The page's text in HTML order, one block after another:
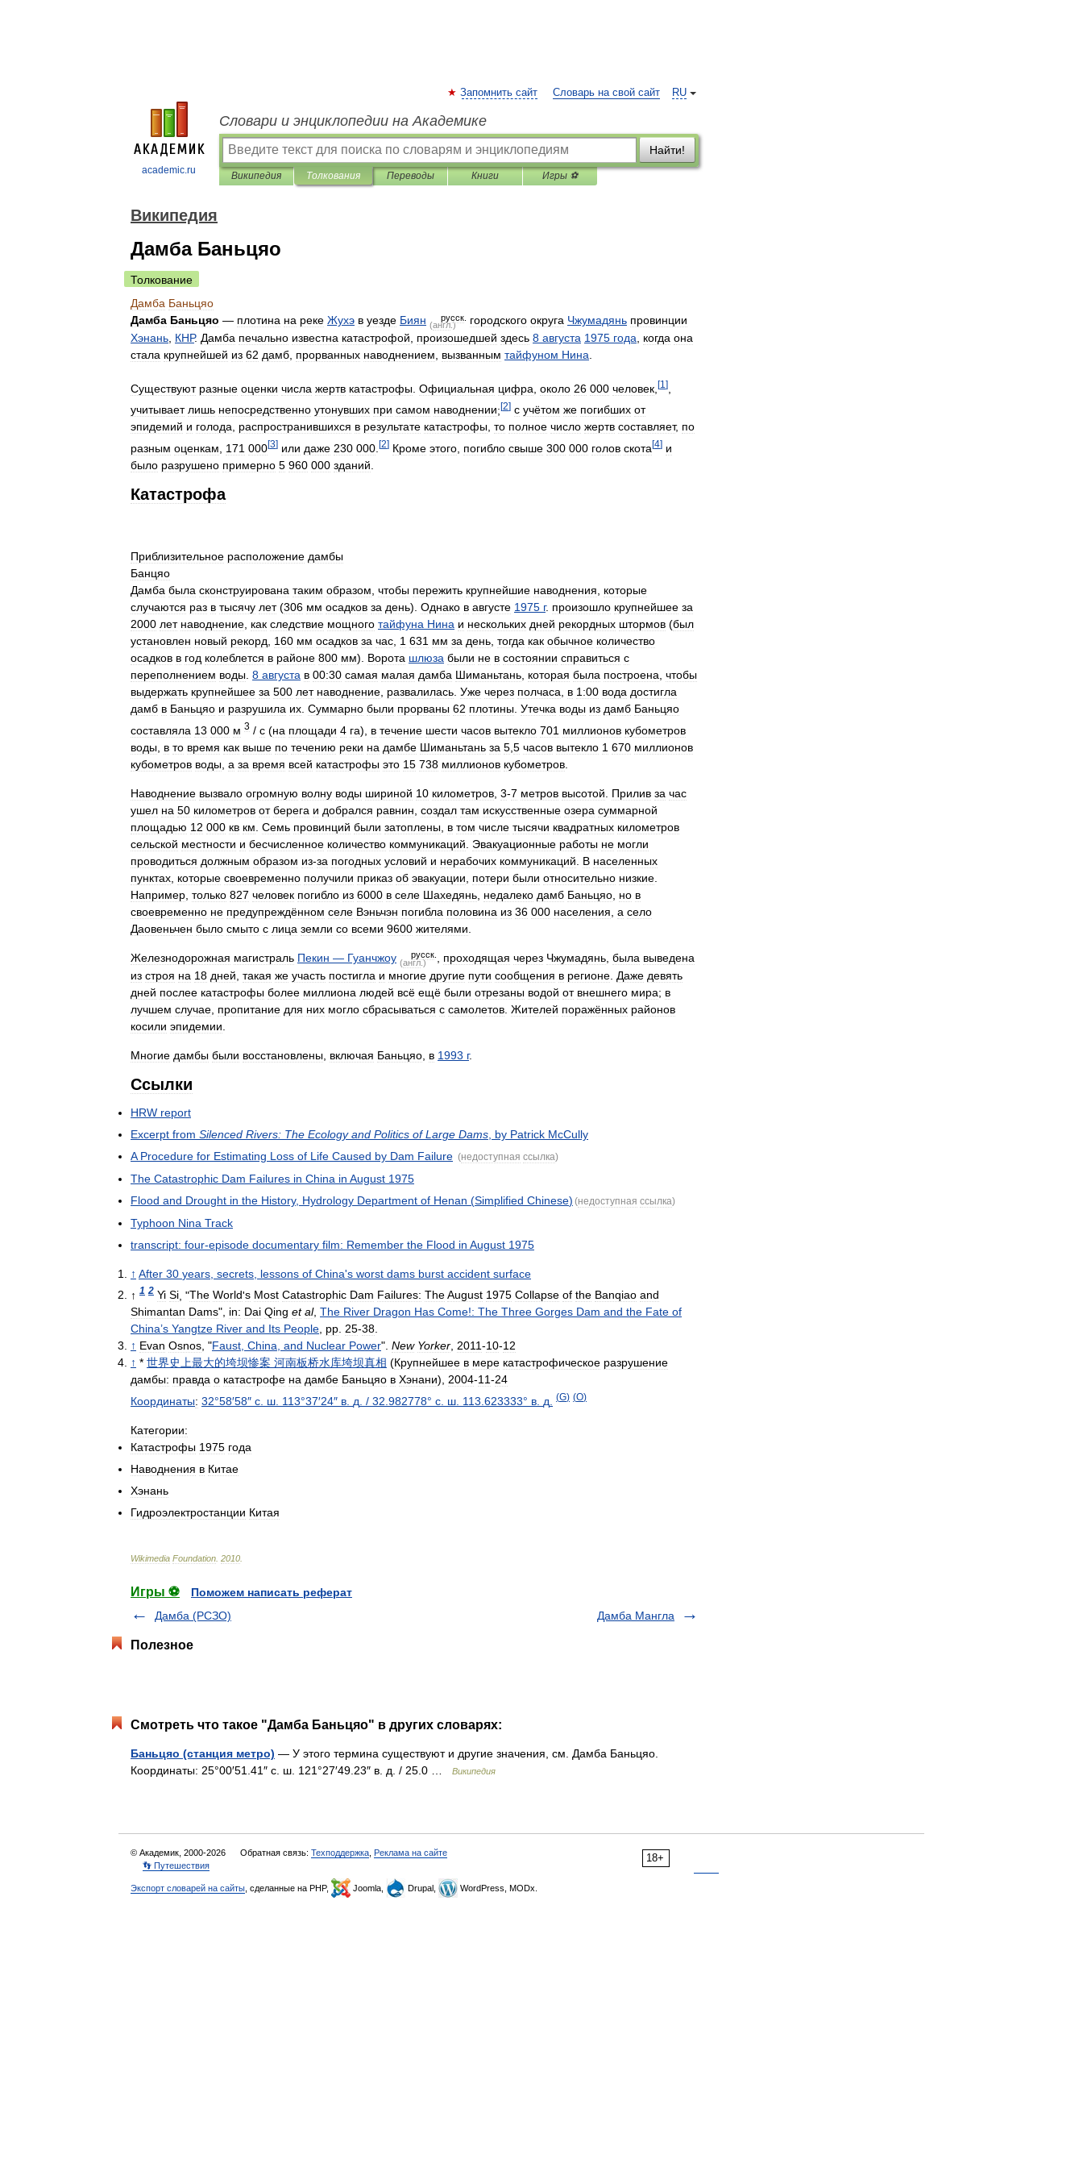
academic.ru
RU
Запомнить сайт Словарь на свой сайт
Словари и энциклопедии на Академике
Найти!
Википедия Толкования Переводы Книги Игры ⚽
Википедия
Дамба Баньцяо
Толкование
Дамба Баньцяо
Дамба Баньцяо — плотина на реке Жухэ в уезде Биян (англ.)
русск. городского округа Чжумадянь провинции
Хэнань КНР. Дамба печально известна катастрофой произошедшей здесь 8 августа 1975 года когда она
стала крупнейшей из 62 дамб прорванных наводнением вызванным тайфуном Нина
Существуют разные оценки числа жертв катастрофы Официальная цифра около 26 000 человек [1 ]
учитывает лишь непосредственно утонувших при самом наводнении;[2] c учётом же погибших от
эпидемий и голода, распространившихся в результате катастрофы, то полное число жертв составляет, по
разным оценкам 171 000[3] или даже 230 000 [2] Кроме этого погибло свыше 300 000 голов скота [4] и
было разрушено примерно 5 960 000 зданий
Катастрофа
Приблизительное расположение дамбы
Банцяо
Дамба была сконструирована таким образом чтобы пережить крупнейшие наводнения
которые
случаются раз в тысячу лет(306 мм осадков за день). Однако в августе 1975 г. произошло крупнейшее за
2000 лет наводнение как следствие мощного тайфуна Нина и нескольких дней рекордных штормов (был
установлен новый рекорд 160 мм осадков за час 1 631 мм за день тогда как обычное количество
осадков в год колеблется в районе 800 мм). Ворота шлюза были не в состоянии справиться с
переполнением воды 8 августа в 00:30 самая малая дамба Шиманьтань которая была построена чтобы
выдержать крупнейшее за 500 лет наводнение развалилась Уже через полчаса в 1:00 вода достигла
дамб в Баньцяо и разрушила их Суммарно были прорваны 62 плотины Утечка воды из дамб Баньцяо
составляла 13 000 м 3 / с (на площади 4 га), в течение шести часов вытекло 701 миллионов кубометров
воды в то время как выше по течению реки на дамбе Шиманьтань за 5 5 часов вытекло 1 670 миллионов
кубометров воды а за время всей катастрофы это 15 738 миллионов кубометров
Наводнение вызвало огромную волну воды шириной 10 километров 3-7 метров высотой Прилив за час
ушел на 50 километров от берега и добрался равнин создал там искусственные озера суммарной
площадью 12 000 кв км Семь провинций были затоплены в том числе тысячи квадратных километров
сельской местности и бесчисленное количество коммуникаций Эвакуационные работы не могли
проводиться должным образом из-за погодных условий и нерабочих коммуникаций В населенных
пунктах которые своевременно получили приказ об эвакуации потери были относительно низкие
Например только 827 человек погибло из 6000 в селе Шахедянь недалеко дамб Баньцяо но в
своевременно не предупреждённом селе Вэньчэн погибла половина из 36 000 населения а село
Даовеньчен было смыто с лица земли со всеми 9600 жителями
Железнодорожная магистраль Пекин — Гуанчжоу (англ.)
русск. проходящая через Чжумадянь, была выведена
из строя на 18 дней такая же участь постигла и многие другие пути сообщения в регионе Даже девять
дней послее катастрофы более миллиона людей всё ещё были отрезаны водой от внешнего мира; в
лучшем случае пропитание для них могло сбрасываться с самолетов Жителей поражённых районов
косили эпидемии
Многие дамбы были восстановлены включая Баньцяо в 1993 г.
Ссылки
HRW report
Excerpt from Silenced Rivers: The Ecology and Politics of Large Dams by Patrick McCully
A Procedure for Estimating Loss of Life Caused by Dam Failure (недоступная ссылка)
The Catastrophic Dam Failures in China in August 1975
Flood and Drought in the History, Hydrology Department of Henan (Simplified Chinese) (недоступная ссылка)
Typhoon Nina Track
transcript: four-episode documentary film: Remember the Flood in August 1975
↑ After 30 years secrets lessons of China's worst dams burst accident surface
↑ 1 2 Yi Si , "The World's Most Catastrophic Dam Failures: TheAugust 1975 Collapse of the Banqiao and
Shimantan Dams", in: Dai Qing et al, The River Dragon Has Come!: The Three Gorges Dam and the Fate of
China’s Yangtze River and Its People, pp. 25-38.
↑ Evan Osnos, "Faust, China, and Nuclear Power". New Yorker, 2011-10-12
↑ * 世界史上最大的垮坝惨案 河南板桥水库垮坝真相 (Крупнейшее в мере катастрофическое разрушение
дамбы: правда о катастрофе на дамбе Баньцяо в Хэнани), 2004-11-24
Координаты: 32°58′58″ с ш 113°37′24″ в д / 32 982778° с ш 113 623333° в д (G) (O)
Категории:
Катастрофы 1975 года
Наводнения в Китае
Хэнань
Гидроэлектростанции Китая
Wikimedia Foundation 2010
Игры ⚽
Поможем написать реферат
Дамба (РСЗО)
Дамба Мангла
Полезное
Смотреть что такое "Дамба Баньцяо" в других словарях:
Баньцяо (станция метро) — У этого термина существуют и другие значения, см. Дамба Баньцяо.
Координаты: 25°00′51.41″ с. ш. 121°27′49.23″ в. д. / 25.0 …
Википедия
18+
© Академик, 2000-2026 Обратная связь: Техподдержка Реклама на сайте
👣 Путешествия
Экспорт словарей на сайты , сделанные на PHP, Joomla, Drupal, WordPress, MODx.